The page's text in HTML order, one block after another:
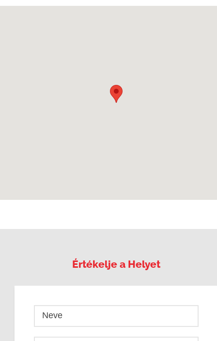
Értékelje a Helyet
Neve